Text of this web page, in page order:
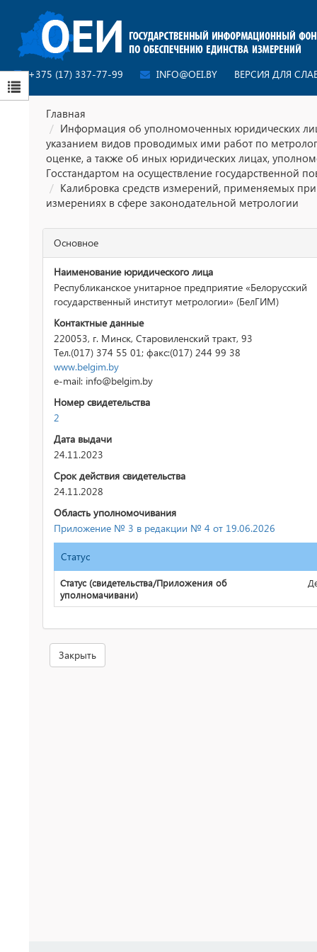
+375 (17) 337-77-99 INFO@OEI.BY ВЕРСИЯ ДЛЯ
Главная
Информация об уполномоченных юридических
указанием видов проводимых ими работ по
оценке, а также об иных юридических лицах,
Госстандартом на осуществление государственной
Калибровка средств измерений, применяемых при
измерениях в сфере законодательной метрологии
Основное
Наименование юридического лица
Республиканское унитарное предприятие «Белорусский
государственный институт метрологии» (БелГИМ)
Контактные данные
220053, г. Минск, Старовиленский тракт, 93
Тел.(017) 374 55 01; факс:(017) 244 99 38
www.belgim.by
e-mail: info@belgim.by
Номер свидетельства
2
Дата выдачи
24.11.2023
Срок действия свидетельства
24.11.2028
Область уполномочивания
Приложение № 3 в редакции № 4 от 19.06.2026
Статус
Статус (свидетельства/Приложения об
уполномачивани)
Закрыть